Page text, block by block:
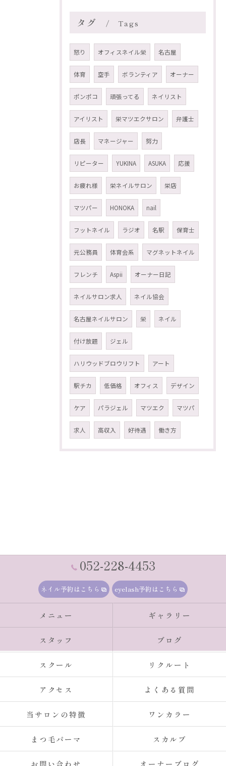
タグ Tags
怒り オフィスネイル栄 名古屋
体育 空手 ボランティア オーナー
ポンポコ 頑張ってる ネイリスト
アイリスト 栄マツエクサロン 弁護士
店長 マネージャー 努力
リピーター YUKINA ASUKA 応援
お疲れ様 栄ネイルサロン 栄店
マツパー HONOKA nail
フットネイル ラジオ 名駅 保育士
元公務員 体育会系 マグネットネイル
フレンチ Aspii オーナー日記
ネイルサロン求人 ネイル協会
名古屋ネイルサロン 栄 ネイル
付け放題 ジェル
ハリウッドブロウリフト アート
駅チカ 低価格 オフィス デザイン
ケア パラジェル マツエク マツパ
求人 高収入 好待遇 働き方
052-228-4453
ネイル予約はこちら eyelash予約はこちら
メニュー ギャラリー
スタッフ ブログ
スクール リクルート
アクセス よくある質問
当サロンの特徴 ワンカラー
まつ毛パーマ スカルプ
お問い合わせ オーナーブログ